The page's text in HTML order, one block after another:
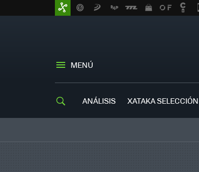
MENÚ
ANÁLISIS XATAKA SELECCIÓN